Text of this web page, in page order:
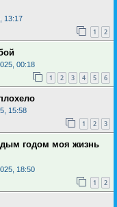
13:17
1 2
00:18
1 2 3 4 5 6
15:58
1 2 3
годом моя жизнь
18:50
1 2